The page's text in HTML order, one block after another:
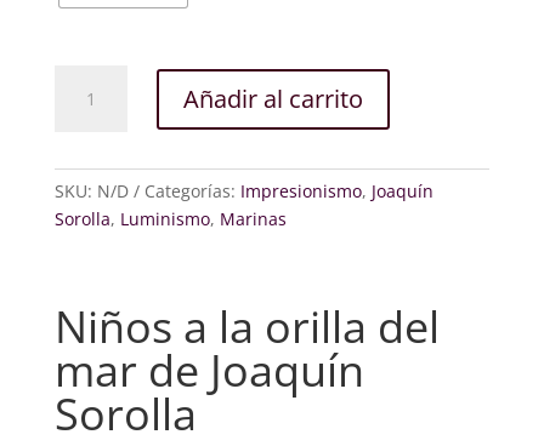
del
mar
Añadir al carrito
SKU: N/D Categorías: Impresionismo, Joaquín
Sorolla, Luminismo, Marinas
Niños a la orilla del
mar de Joaquín
Sorolla